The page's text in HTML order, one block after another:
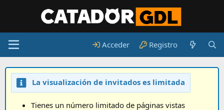
Acceder Registro
La visualización de invitados es limitada
Tienes un número limitado de páginas vistas